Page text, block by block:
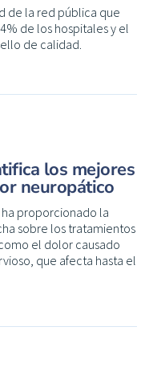
de la red pública que
de los hospitales y el
de calidad.
los mejores
neuropático
proporcionado la
sobre los tratamientos
el dolor causado
que afecta hasta el